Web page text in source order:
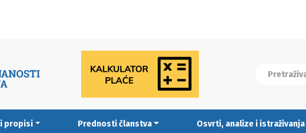
propisi Prednosti članstva Osvrti, analize i istraživanja